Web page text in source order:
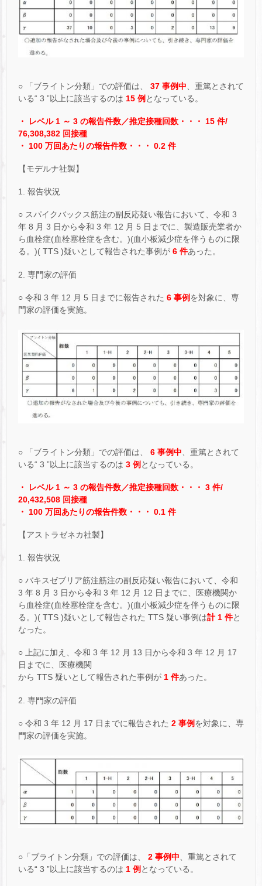
○ 「ブライトン分類」での評価は、 37 事例中 、重篤とされて
いる“ 3 ”以上に該当するのは 15 例 となっている。
・ レベル 1 ～ 3 の報告件数／推定接種回数・・・ 15 件/
76,308,382 回接種
・ 100 万回あたりの報告件数・・・ 0.2 件
【モデルナ社製】
1. 報告状況
○ スパイクバックス筋注の副反応疑い報告において、令和 3
年 8 月 3 日から令和 3 年 12 月 5 日までに、製造販売業者か
ら血栓症(血栓塞栓症を含む。)(血小板減少症を伴うものに限
る。)( TTS )疑いとして報告された事例が 6 件あった。
2. 専門家の評価
○ 令和 3 年 12 月 5 日までに報告された 6 事例を対象に、専
門家の評価を実施。
○ 「ブライトン分類」での評価は、 6 事例中 、重篤とされて
いる“ 3 ”以上に該当するのは 3 例となっている。
・ レベル 1 ～ 3 の報告件数／推定接種回数・・・ 3 件/
20,432,508 回接種
・ 100 万回あたりの報告件数・・・ 0.1 件
【アストラゼネカ社製】
1. 報告状況
○ バキスゼブリア筋注筋注の副反応疑い報告において、令和
3 年 8 月 3 日から令和 3 年 12 月 12 日までに、医療機関か
ら血栓症(血栓塞栓症を含む。)(血小板減少症を伴うものに限
る。)( TTS )疑いとして報告された TTS 疑い事例は計 1 件と
なった。
○ 上記に加え、令和 3 年 12 月 13 日から令和 3 年 12 月 17
日までに、医療機関
から TTS 疑いとして報告された事例が 1 件あった。
2. 専門家の評価
○ 令和 3 年 12 月 17 日までに報告された 2 事例を対象に、専
門家の評価を実施。
○「ブライトン分類」での評価は、 2 事例中 、重篤とされて
いる“ 3 ”以上に該当するのは 1 例となっている。